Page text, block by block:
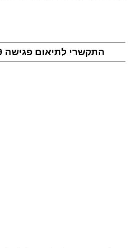
התקשרי לתיאום פגישה